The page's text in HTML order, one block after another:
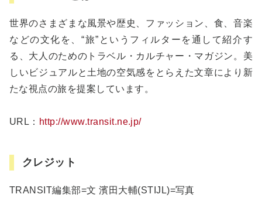
世界のさまざまな風景や歴史、ファッション、食、音楽
などの文化を、“旅”というフィルターを通して紹介す
る、大人のためのトラベル・カルチャー・マガジン。美
しいビジュアルと土地の空気感をとらえた文章により新
たな視点の旅を提案しています。
URL： http://www.transit.ne.jp/
クレジット
TRANSIT編集部=文 濱田大輔(STIJL)=写真